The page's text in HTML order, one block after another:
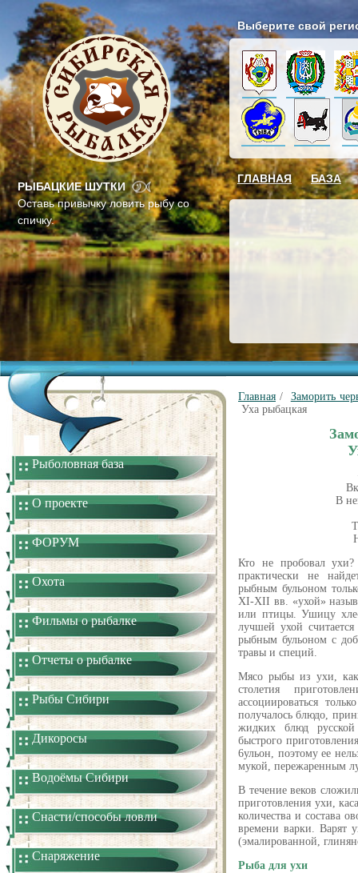
РЫБАЦКИЕ ШУТКИ
Оставь привычку ловить рыбу со
спичку.
Выберите свой
ГЛАВНАЯ БАЗА
Рыболовная база
О проекте
ФОРУМ
Охота
Фильмы о рыбалке
Отчеты о рыбалке
Рыбы Сибири
Дикоросы
Водоёмы Сибири
Снасти/способы ловли
Снаряжение
Главная / Заморить
Уха рыбацкая
В
Кто не пробовал
практически не
рыбным бульоном
XI-XII вв. «ухой»
или птицы. Ушицу
лучшей ухой
рыбным бульоном с
травы и специй.
Мясо рыбы из ухи, как
столетия
ассоциироваться
получалось блюдо,
жидких блюд
быстрого
6ульон, поэтому ее
мукой, пережаренным
В течение веков
приготовления ухи,
количества и состава
времени варки. Варят
(эмалированной,
Рыба для ухи